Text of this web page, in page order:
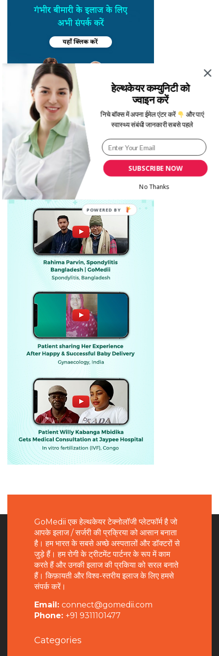
GoMedii एक हेल्थकेयर टेक्नोलॉजी प्लेटफॉर्म है जो
आपके इलाज / सर्जरी की प्रक्रिया को आसान बनाता
है। हम भारत के सबसे अच्छे अस्पतालों और डॉक्टरों से
जुड़े हैं। हम रोगी के ट्रीटमेंट पार्टनर के रूप में काम
करते हैं और उनकी इलाज की प्रकिया को सरल बनाते
हैं। किफ़ायती और विश्व-स्तरीय इलाज के लिए हमसे
संपर्क करें।
Email: connect@gomedii.com
Phone: +91 9311101477
Categories
SUBSCRIBE NOW
हेल्थकेयर कम्युनिटी को
ज्वाइन करें
निचे बॉक्स में अपना ईमेल एंटर करें और पाएं
स्वास्थ्य संबंधी जानकारी सबसे पहले
No Thanks
POWERED BY